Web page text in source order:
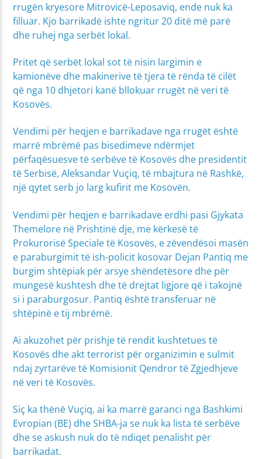
rrugën kryesore Mitrovicë-Leposaviq, ende nuk ka
filluar. Kjo barrikadë ishte ngritur 20 ditë më parë
dhe ruhej nga serbët lokal.
Pritet që serbët lokal sot të nisin largimin e
kamionëve dhe makinerive të tjera të rënda të cilët
që nga 10 dhjetori kanë bllokuar rrugët në veri të
Kosovës.
Vendimi për heqjen e barrikadave nga rrugët është
marrë mbrëmë pas bisedimeve ndërmjet
përfaqësuesve të serbëve të Kosovës dhe presidentit
të Serbisë, Aleksandar Vuçiq, të mbajtura në Rashkë,
një qytet serb jo larg kufirit me Kosovën.
Vendimi për heqjen e barrikadave erdhi pasi Gjykata
Themelore në Prishtinë dje, me kërkesë të
Prokurorisë Speciale të Kosovës, e zëvendësoi masën
e paraburgimit të ish-policit kosovar Dejan Pantiq me
burgim shtëpiak për arsye shëndetësore dhe për
mungesë kushtesh dhe të drejtat ligjore që i takojnë
si i paraburgosur. Pantiq është transferuar në
shtëpinë e tij mbrëmë.
Ai akuzohet për prishje të rendit kushtetues të
Kosovës dhe akt terrorist për organizimin e sulmit
ndaj zyrtarëve të Komisionit Qendror të Zgjedhjeve
në veri të Kosovës.
Siç ka thënë Vuçiq, ai ka marrë garanci nga Bashkimi
Evropian (BE) dhe SHBA-ja se nuk ka lista të serbëve
dhe se askush nuk do të ndiqet penalisht për
barrikadat.